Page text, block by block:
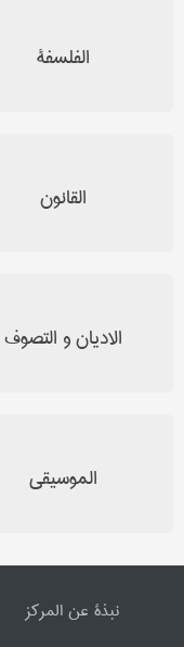
الفلسفة
القانون
الادیان و التصوف
الموسیقی
نبذة عن المرکز